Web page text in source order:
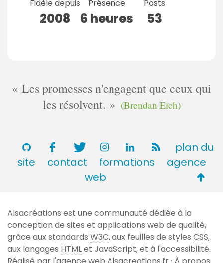
Fidèle depuis
2008
Présence
6 heures
Posts
53
Les promesses n'engagent que ceux qui
les résolvent.
(Brendan Eich)
plan du
site
contact formations
agence
web
de
page
Alsacréations est une communauté dédiée à la
conception de sites et applications web de qualité,
grâce aux standards W3C, aux feuilles de styles CSS,
aux langages HTMLet JavaScript, et à l'accessibilité.